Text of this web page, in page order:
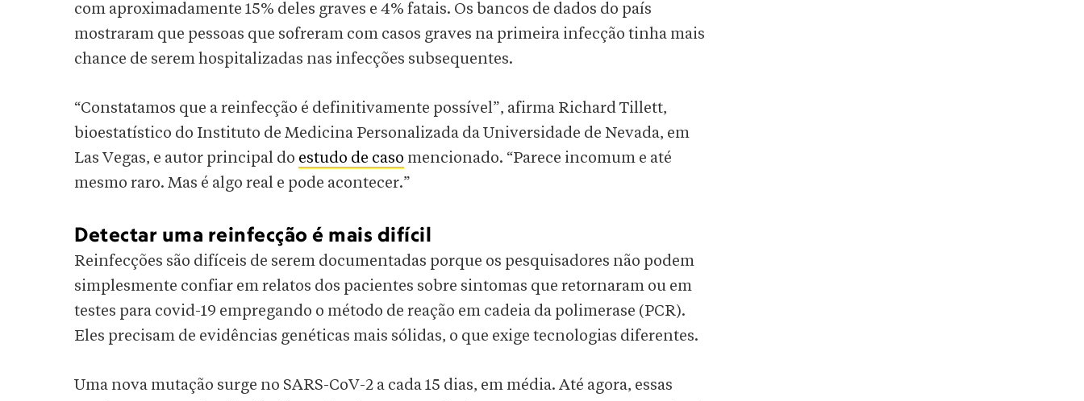
com aproximadamente 15% deles graves e 4% fatais. Os bancos de dados do país
mostraram que pessoas que sofreram com casos graves na primeira infecção tinha mais
chance de serem hospitalizadas nas infecções subsequentes.
“Constatamos que a reinfecção é definitivamente possível”, afirma Richard Tillett,
bioestatístico do Instituto de Medicina Personalizada da Universidade de Nevada, em
Las Vegas, e autor principal do estudo de caso mencionado. “Parece incomum e até
mesmo raro. Mas é algo real e pode acontecer.”
Detectar uma reinfecção é mais difícil
Reinfecções são difíceis de serem documentadas porque os pesquisadores não podem
simplesmente confiar em relatos dos pacientes sobre sintomas que retornaram ou em
testes para covid-19 empregando o método de reação em cadeia da polimerase (PCR).
Eles precisam de evidências genéticas mais sólidas, o que exige tecnologias diferentes.
Uma nova mutação surge no SARS-CoV-2 a cada 15 dias, em média. Até agora, essas